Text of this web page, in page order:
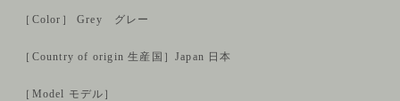
［Color］ Grey グレー
［Country of origin 生産国］Japan 日本
［Model モデル］